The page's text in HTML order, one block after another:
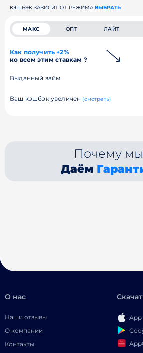
КЭШБЭК ЗАВИСИТ ОТ РЕЖИМА ВЫБРАТЬ
МАКС ОПТ ЛАЙТ
Как получить +2%
ко всем этим ставкам ?
Выданный займ
Ваш кэшбэк увеличен (смотреть)
Почему
Даём
О нас
Наши отзывы
О компании
Контакты
App